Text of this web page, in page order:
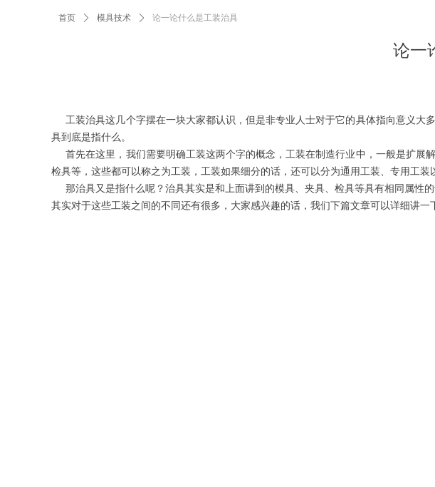
论一
首页 ꄲ 模具技术 ꄲ 论一论什么是工装治具
工装治具这几个字摆在一块大家都认识，但是非专业人士对于它的具体指向意义大
具到底是指什么。
首先在这里，我们需要明确工装这两个字的概念，工装在制造行业中，一般是扩展
检具等，这些都可以称之为工装，工装如果细分的话，还可以分为通用工装、专用工装
那治具又是指什么呢？治具其实是和上面讲到的模具、夹具、检具等具有相同属性
其实对于这些工装之间的不同还有很多，大家感兴趣的话，我们下篇文章可以详细讲一